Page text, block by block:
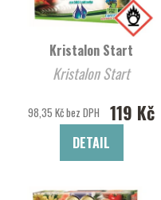
Kristalon Start
Kristalon Start
98,35 Kč bez DPH 119 Kč
DETAIL